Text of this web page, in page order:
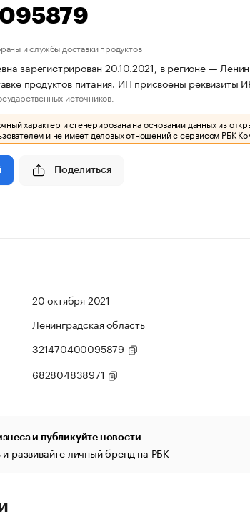
и службы доставки продуктов
зарегистрирован 20.10.2021, в регионе —
продуктов питания. ИП присвоены
источников.
характер и сгенерирована на основании данных из
и не имеет деловых отношений с сервисом РБК
Поделиться
20 октября 2021
Ленинградская область
321470400095879
682804838971
и публикуйте новости
развивайте личный бренд на РБК